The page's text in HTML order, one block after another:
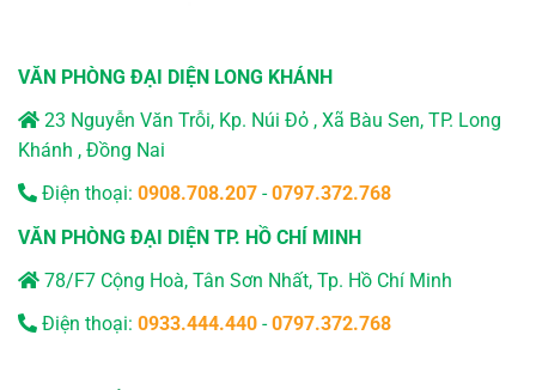
VĂN PHÒNG ĐẠI DIỆN LONG KHÁNH
23 Nguyễn Văn Trỗi, Kp. Núi Đỏ , Xã Bàu Sen, TP. Long
Khánh , Đồng Nai
Điện thoại: 0908.708.207 -0797.372.768
VĂN PHÒNG ĐẠI DIỆN TP. HỒ CHÍ MINH
78/F7 Cộng Hoà, Tân Sơn Nhất, Tp. Hồ Chí Minh
Điện thoại: 0933.444.440 -0797.372.768